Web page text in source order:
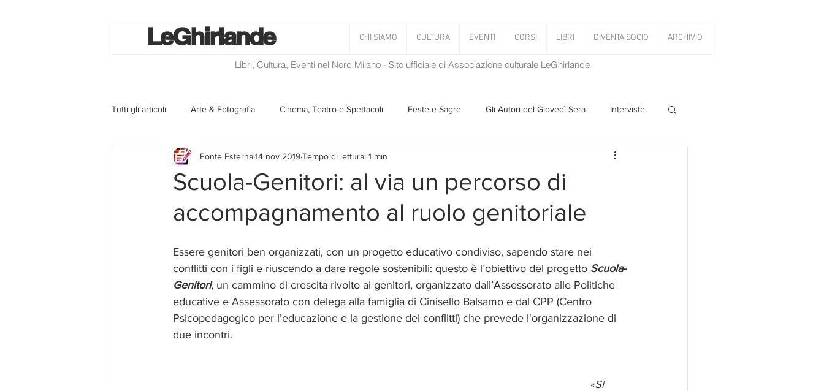
CHI SIAMO CULTURA EVENTI CORSI LIBRI DIVENTA SOCIO ARCHIVIO
LeGhirlande
Libri, Cultura, Eventi nel Nord Milano - Sito ufficiale di Associazione culturale LeGhirlande
Tutti gli articoli Arte & Fotografia Cinema, Teatro e Spettacoli Feste e Sagre Gli Autori del Giovedì Sera Interviste
La lotteria degli scontrini Libri Musica Storie Taciute
Eventi ed iniziative Utilità Il Blog di Mirabilis Salvaguardia dell'ambiente Ambiente PanettoniAMOCi
Homepage Progetti CiniZEN
Scuola-Genitori: al via un percorso di
accompagnamento al ruolo genitoriale
Fonte Esterna14 nov 2019Tempo di lettura: 1 min
Essere genitori ben organizzati, con un progetto educativo condiviso, sapendo stare nei
conflitti con i figli e riuscendo a dare regole sostenibili: questo è l’obiettivo del progetto Scuola-
Genitori, un cammino di crescita rivolto ai genitori, organizzato dall’Assessorato alle Politiche
educative e Assessorato con delega alla famiglia di Cinisello Balsamo e dal CPP (Centro
Psicopedagogico per l’educazione e la gestione dei conflitti) che prevede l'organizzazione di
due incontri.
«Si